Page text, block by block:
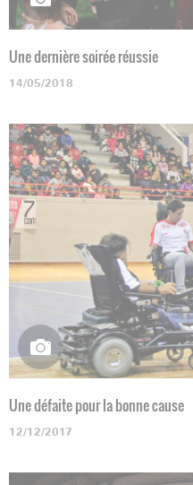
Une dernière soirée réussie
14/05/2018
Une défaite pour la bonne cause
12/12/2017